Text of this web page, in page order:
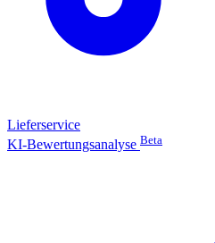
Lieferservice
KI-Bewertungsanalyse Beta